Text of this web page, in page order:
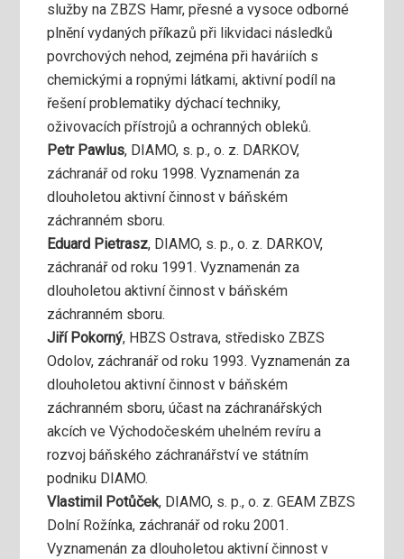
služby na ZBZS Hamr, přesné a vysoce odborné
plnění vydaných příkazů při likvidaci následků
povrchových nehod, zejména při haváriích s
chemickými a ropnými látkami, aktivní podíl na
řešení problematiky dýchací techniky,
oživovacích přístrojů a ochranných obleků.
Petr Pawlus, DIAMO, s. p., o. z. DARKOV,
záchranář od roku 1998. Vyznamenán za
dlouholetou aktivní činnost v báňském
záchranném sboru.
Eduard Pietrasz, DIAMO, s. p., o. z. DARKOV,
záchranář od roku 1991. Vyznamenán za
dlouholetou aktivní činnost v báňském
záchranném sboru.
Jiří Pokorný, HBZS Ostrava, středisko ZBZS
Odolov, záchranář od roku 1993. Vyznamenán za
dlouholetou aktivní činnost v báňském
záchranném sboru, účast na záchranářských
akcích ve Východočeském uhelném revíru a
rozvoj báňského záchranářství ve státním
podniku DIAMO.
Vlastimil Potůček, DIAMO, s. p., o. z. GEAM ZBZS
Dolní Rožínka, záchranář od roku 2001.
Vyznamenán za dlouholetou aktivní činnost v